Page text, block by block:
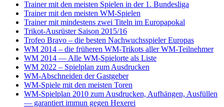
Trainer mit den meisten Spielen in der 1. Bundesliga
Trainer mit den meisten WM-Spielen
Trainer mit mindestens zwei Titeln im Europapokal
Trikot-Ausrüster Saison 2015/16
Trofeo Bravo – die besten Nachwuchsspieler Europas
WM 2014 – die früheren WM-Trikots aller WM-Teilnehmer
WM 2014 — Alle WM-Spielorte als Liste
WM 2022 – Spielplan zum Ausdrucken
WM-Abschneiden der Gastgeber
WM-Spiele mit den meisten Toren
WM-Spielplan 2010 zum Ausdrucken, Aufhängen, Ausfüllen
— garantiert immun gegen Hexerei